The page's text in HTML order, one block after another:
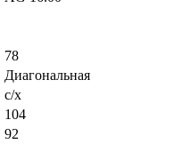
78
Диагональная
с/х
104
92